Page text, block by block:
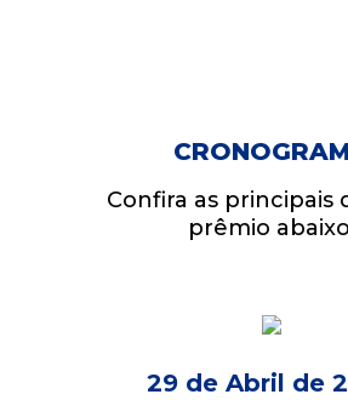
Confira as principais
prêmio
29 de Abril de